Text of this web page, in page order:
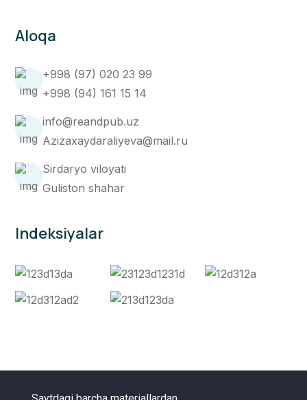
Aloqa
+998 (97) 020 23 99
+998 (94) 161 15 14
info@reandpub.uz
Azizaxaydaraliyeva@mail.ru
Sirdaryo viloyati
Guliston shahar
Indeksiyalar